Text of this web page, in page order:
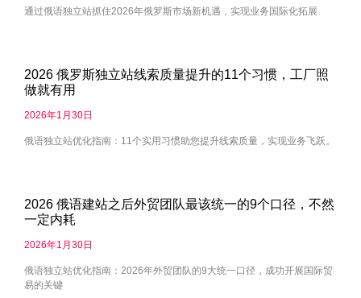
通过俄语独立站抓住2026年俄罗斯市场新机遇，实现业务国际化拓展
2026 俄罗斯独立站线索质量提升的11个习惯，工厂照
做就有用
2026年1月30日
俄语独立站优化指南：11个实用习惯助您提升线索质量，实现业务飞跃。
2026 俄语建站之后外贸团队最该统一的9个口径，不然
一定内耗
2026年1月30日
俄语独立站优化指南：2026年外贸团队的9大统一口径，成功开展国际贸
易的关键